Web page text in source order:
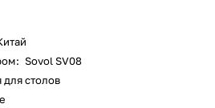
: Sovol SV08
столов